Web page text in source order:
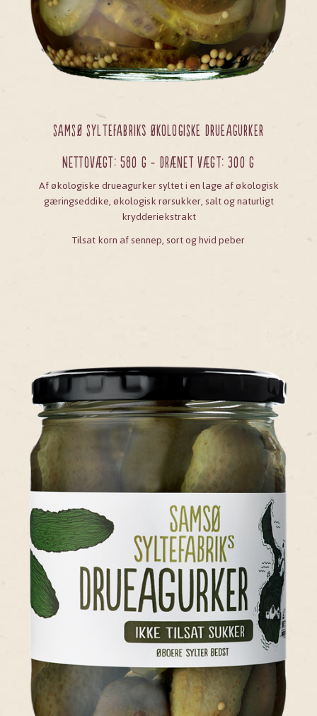
SAMSØ SYLTEFABRIKs ØKOLOGISKE DRUEAGURKER
Nettovægt: 580 g - Drænet vægt: 300 g
Af økologiske drueagurker syltet i en lage af økologisk
gæringseddike, økologisk rørsukker, salt og naturligt
krydderiekstrakt
Tilsat korn af sennep, sort og hvid peber